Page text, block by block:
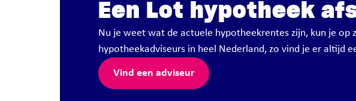
Een Lot hypotheek
Nu je weet wat de actuele hypotheekrentes zijn, kun je
hypotheekadviseurs in heel Nederland, zo vind je er altijd
Vind een adviseur